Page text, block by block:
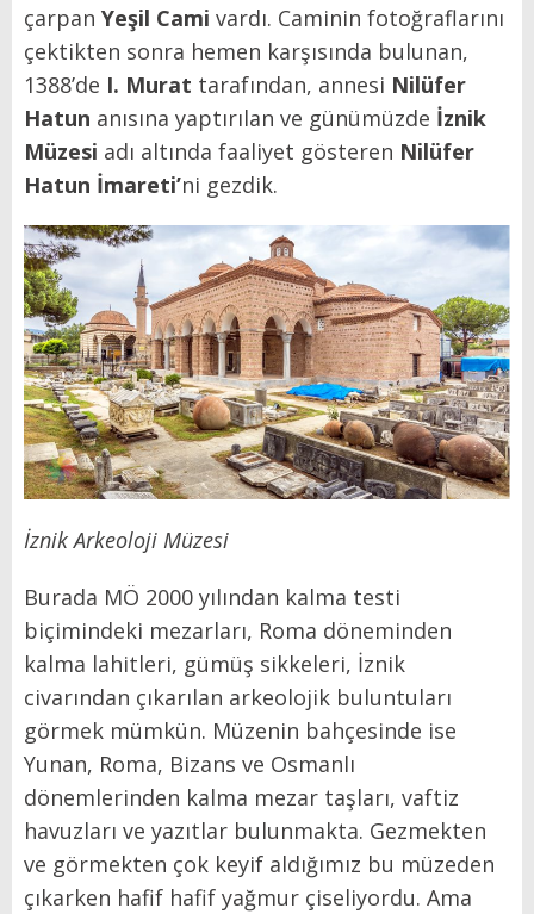
çarpan Yeşil Cami vardı. Caminin fotoğraflarını
çektikten sonra hemen karşısında bulunan,
1388’de I. Murat tarafından, annesi Nilüfer
Hatun anısına yaptırılan ve günümüzde İznik
Müzesi adı altında faaliyet gösteren Nilüfer
Hatun İmareti’ni gezdik.
İznik Arkeoloji Müzesi
Burada MÖ 2000 yılından kalma testi
biçimindeki mezarları, Roma döneminden
kalma lahitleri, gümüş sikkeleri, İznik
civarından çıkarılan arkeolojik buluntuları
görmek mümkün. Müzenin bahçesinde ise
Yunan, Roma, Bizans ve Osmanlı
dönemlerinden kalma mezar taşları, vaftiz
havuzları ve yazıtlar bulunmakta. Gezmekten
ve görmekten çok keyif aldığımız bu müzeden
çıkarken hafif hafif yağmur çiseliyordu. Ama